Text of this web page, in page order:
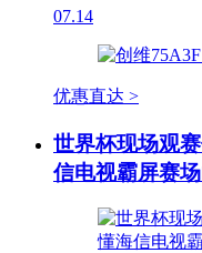
07.14
优惠直达 >
世界杯现场观
信电视霸屏赛